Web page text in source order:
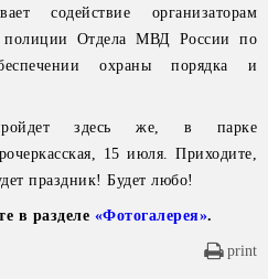
содействие организаторам
полиции Отдела МВД России по
охраны порядка и
здесь же, в парке
15 июля. Приходите,
праздник! Будет любо!
в разделе «Фотогалерея».
print